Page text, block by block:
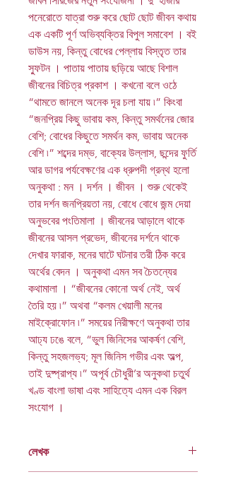
পনেরোতে যাত্রা শুরু করে ছোট ছোট জীবন কথায়
এক একটি পূর্ণ অভিব্যক্তির বিপুল সমাবেশ । বই
ডাউস নয়, কিন্তু বোধের পেল্লায় বিস্তৃত তার
স্ফুটন । পাতায় পাতায় ছড়িয়ে আছে বিশাল
জীবনের বিচিত্র প্রকাশ । কখনো বলে ওঠে
“থামতে জানলে অনেক দূর চলা যায় ৷” কিংবা
“জনপ্রিয় কিছু ভাবায় কম, কিন্তু সমর্থনের জোর
বেশি; বোধের কিছুতে সমর্থন কম, ভাবায় অনেক
বেশি ৷” শব্দের দম্ভ, বাক্যের উল্লাস, ছন্দের ফুর্তি
আর ডাগর পর্যবেক্ষণের এক ধ্রুপদী গ্রন্থ হলো
অনুকথা : মন । দর্শন । জীবন । শুরু থেকেই
তার দর্শন জনপ্রিয়তা নয়, বোধে বোধে জন্ম দেয়া
অনুভবের পংতিমালা । জীবনের আড়ালে থাকে
জীবনের আসল প্রভেদ, জীবনের দর্শনে থাকে
দেখার ফারাক, মনের ঘাটে ঘটনার তরী ঠিক করে
অর্থের বেদন । অনুকথা এমন সব চৈতন্যের
কথামালা । “জীবনের কোনো অর্থ নেই, অর্থ
তৈরি হয় ৷” অথবা “কলম খেয়ালী মনের
মাইক্রোফোন ৷” সময়ের নিরীক্ষণে অনুকথা তার
আঢ্য ঢঙে বলে, “ভুল জিনিসের আকর্ষণ বেশি,
কিন্তু সহজলভ্য; মূল জিনিস গভীর এবং অল্প,
তাই দুষ্প্রাপ্য ৷” অপূর্ব চৌধুরী’র অনুকথা চতুর্থ
খণ্ড বাংলা ভাষা এবং সাহিত্যে এমন এক বিরল
সংযোগ ।
লেখক